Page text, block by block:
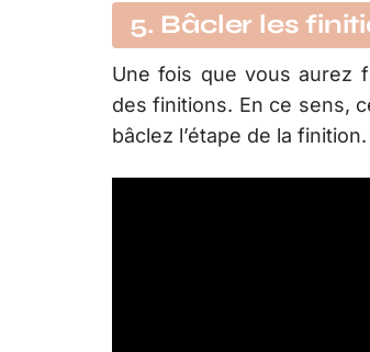
5. Bâcler les
Une fois que vous aurez
des finitions. En ce sens,
bâclez l’étape de la